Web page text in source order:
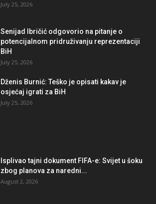
July 25, 2026
Senijad Ibričić odgovorio na pitanje o
potencijalnom pridruživanju reprezentaciji
BiH
July 25, 2026
Dženis Burnić: Teško je opisati kakav je
osjećaj igrati za BiH
July 25, 2026
Isplivao tajni dokument FIFA-e: Svijet u šoku
zbog planova za naredni...
August 2, 2026